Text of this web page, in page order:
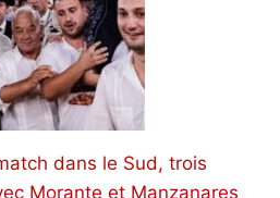
dans le Sud, trois
Morante et Manzanares